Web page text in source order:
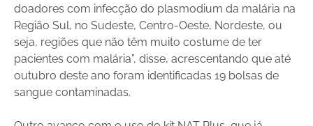
doadores com infecção do plasmodium da malária na
Região Sul, no Sudeste, Centro-Oeste, Nordeste, ou
seja, regiões que não têm muito costume de ter
pacientes com malária”, disse, acrescentando que até
outubro deste ano foram identificadas 19 bolsas de
sangue contaminadas.